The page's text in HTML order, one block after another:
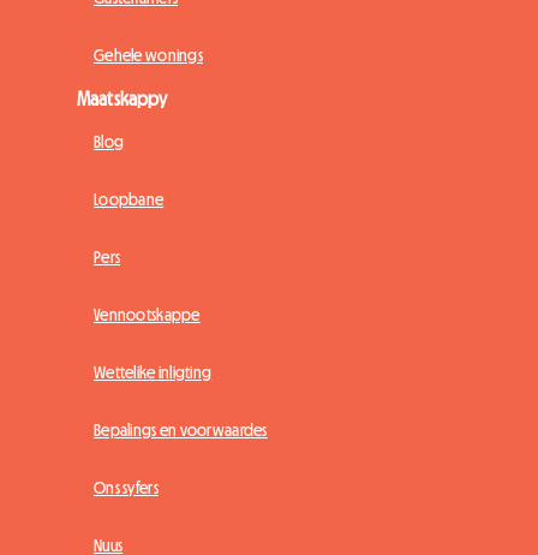
Gehele wonings
Maatskappy
Blog
Loopbane
Pers
Vennootskappe
Wettelike inligting
Bepalings en voorwaardes
Ons syfers
Nuus